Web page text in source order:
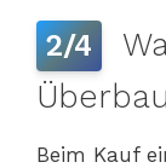
2/4
Beim Kauf